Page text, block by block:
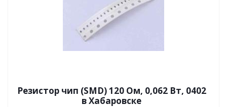
Резистор чип (SMD) 120 Ом, 0,062 Вт, 0402
в Хабаровске